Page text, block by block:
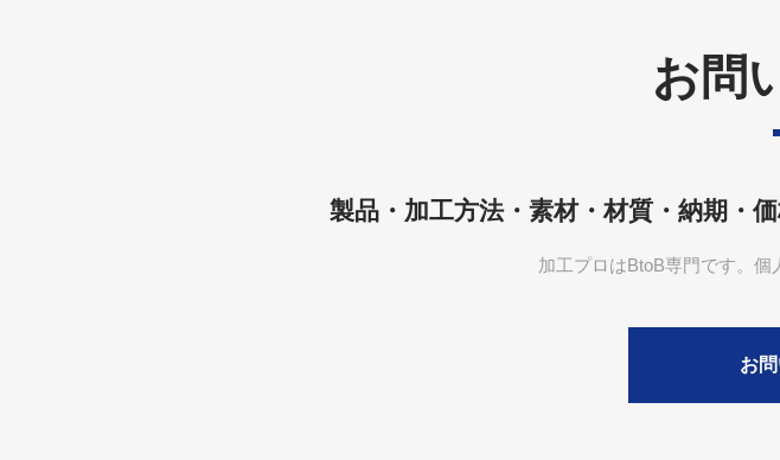
お問
製品・加工方法・素材・材質・納期・
加工プロはBtoB専門です。個
お